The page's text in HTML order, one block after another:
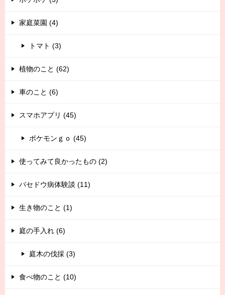
家庭菜園 (4)
トマト (3)
植物のこと (62)
車のこと (6)
スマホアプリ (45)
ポケモンｇｏ (45)
使ってみて良かったもの (2)
バセドウ病体験談 (11)
生き物のこと (1)
庭の手入れ (6)
庭木の伐採 (3)
食べ物のこと (10)